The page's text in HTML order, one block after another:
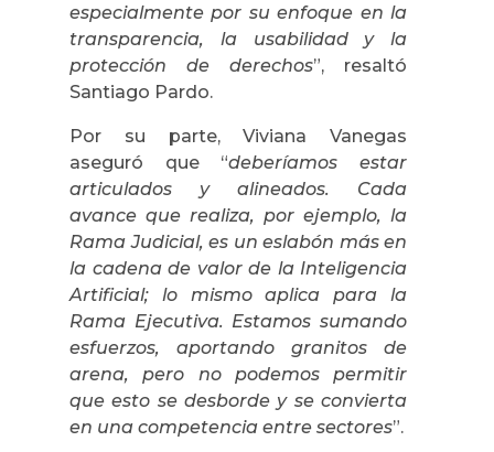
especialmente por su enfoque en la
transparencia, la usabilidad y la
protección de derechos”, resaltó
Santiago Pardo.
Por su parte, Viviana Vanegas
aseguró que “deberíamos estar
articulados y alineados. Cada
avance que realiza, por ejemplo, la
Rama Judicial, es un eslabón más en
la cadena de valor de la Inteligencia
Artificial; lo mismo aplica para la
Rama Ejecutiva. Estamos sumando
esfuerzos, aportando granitos de
arena, pero no podemos permitir
que esto se desborde y se convierta
en una competencia entre sectores”.